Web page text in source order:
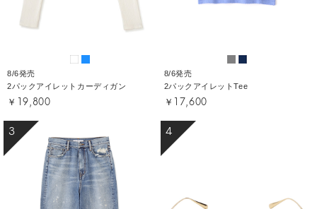
8/6発売
2パックアイレットカーディガン
￥19,800
8/6発売
2パックアイレットTee
￥17,600
3 4